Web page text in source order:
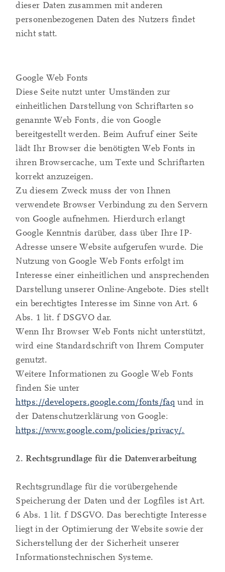
dieser Daten zusammen mit anderen
personenbezogenen Daten des Nutzers findet
nicht statt.
Google Web Fonts
Diese Seite nutzt unter Umständen zur
einheitlichen Darstellung von Schriftarten so
genannte Web Fonts, die von Google
bereitgestellt werden. Beim Aufruf einer Seite
lädt Ihr Browser die benötigten Web Fonts in
ihren Browsercache, um Texte und Schriftarten
korrekt anzuzeigen.
Zu diesem Zweck muss der von Ihnen
verwendete Browser Verbindung zu den Servern
von Google aufnehmen. Hierdurch erlangt
Google Kenntnis darüber, dass über Ihre IP-
Adresse unsere Website aufgerufen wurde. Die
Nutzung von Google Web Fonts erfolgt im
Interesse einer einheitlichen und ansprechenden
Darstellung unserer Online-Angebote. Dies stellt
ein berechtigtes Interesse im Sinne von Art. 6
Abs. 1 lit. f DSGVO dar.
Wenn Ihr Browser Web Fonts nicht unterstützt,
wird eine Standardschrift von Ihrem Computer
genutzt.
Weitere Informationen zu Google Web Fonts
finden Sie unter
https://developers.google.com/fonts/faq und in
der Datenschutzerklärung von Google:
https://www.google.com/policies/privacy/.
2. Rechtsgrundlage für die Datenverarbeitung
Rechtsgrundlage für die vorübergehende
Speicherung der Daten und der Logfiles ist Art.
6 Abs. 1 lit. f DSGVO. Das berechtigte Interesse
liegt in der Optimierung der Website sowie der
Sicherstellung der der Sicherheit unserer
Informationstechnischen Systeme.